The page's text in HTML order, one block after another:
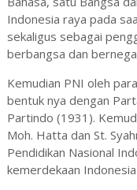
Indonesia raya pada
sekaligus sebagai
berbangsa dan
Kemudian PNI oleh
bentuk nya dengan
Partindo (1931).
Moh. Hatta dan St.
Pendidikan Nasional
kemerdekaan